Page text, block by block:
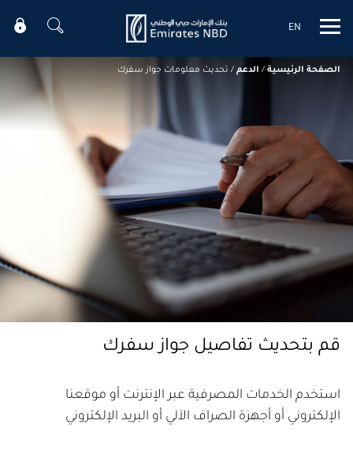
Mobile menu
EN
الصفحة الرئيسية / الدعم / تحديث معلومات جواز سفرك
قم بتحديث تفاصيل جواز سفرك
استخدم الخدمات المصرفية عبر الإنترنت أو موقعنا
الإلكتروني أو أجهزة الصراف الآلي أو البريد الإلكتروني